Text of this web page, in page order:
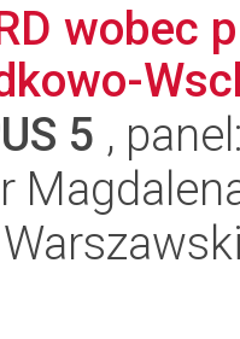
wobec
5 ,